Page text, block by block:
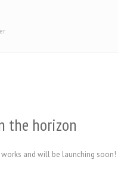
the horizon
and will be launching soon!